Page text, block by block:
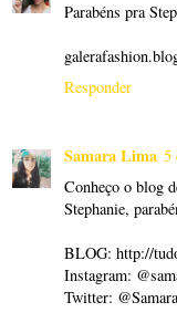
Parabéns pra
Responder
Samara Lima 5
Conheço o blog
Stephanie,
BLOG: http://
Instagram:
Twitter: